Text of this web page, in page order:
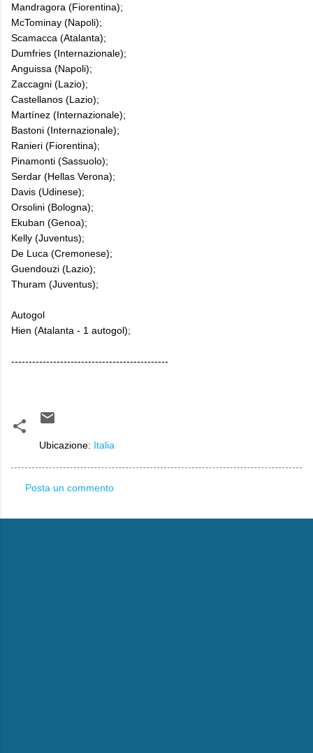
Mandragora (Fiorentina);
McTominay (Napoli);
Scamacca (Atalanta);
Dumfries (Internazionale);
Anguissa (Napoli);
Zaccagni (Lazio);
Castellanos (Lazio);
Martínez (Internazionale);
Bastoni (Internazionale);
Ranieri (Fiorentina);
Pinamonti (Sassuolo);
Serdar (Hellas Verona);
Davis (Udinese);
Orsolini (Bologna);
Ekuban (Genoa);
Kelly (Juventus);
De Luca (Cremonese);
Guendouzi (Lazio);
Thuram (Juventus);
Autogol
Hien (Atalanta - 1 autogol);
---------------------------------------------
Ubicazione: Italia
o
Posta un commento